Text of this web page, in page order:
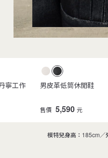
寧工作
男皮革低筒休閒鞋
售價 5,590 元
模特兒身高：185cm／